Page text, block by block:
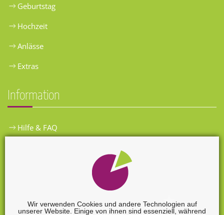
Wir verwenden Cookies und andere Technologien auf
unserer Website. Einige von ihnen sind essenziell, während
Geburtstag
Hochzeit
Anlässe
Extras
Information
Hilfe & FAQ